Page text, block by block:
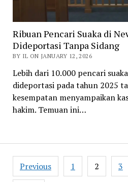
Ribuan Pencari Suaka di
Dideportasi Tanpa Sidang
BY IL ON JANUARY 12, 2026
Lebih dari 10.000 pencari
dideportasi pada tahun 2025
kesempatan menyampaikan
hakim. Temuan ini…
Posts
pagination
Previous 1 2 3